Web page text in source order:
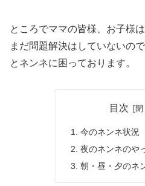
ところでママの皆様、お子様
まだ問題解決はしていないの
とネンネに困っております。
目次
今のネンネ状況
夜のネンネのや
朝・昼・夕のネ